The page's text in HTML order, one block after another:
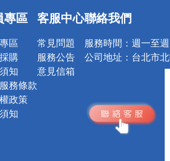
網頁！請小心！
專區
區
購
知
務條款
政策
知
客服中心
常見問題
服務公告
意見信箱
聯絡我們
服務時間： 週一至
公司地址： 台北市